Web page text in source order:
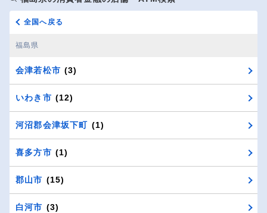
全国へ戻る
福島県
会津若松市 (3)
いわき市 (12)
河沼郡会津坂下町 (1)
喜多方市 (1)
郡山市 (15)
白河市 (3)